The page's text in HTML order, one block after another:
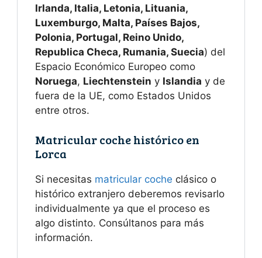
Irlanda, Italia, Letonia, Lituania,
Luxemburgo, Malta, Países Bajos,
Polonia, Portugal, Reino Unido,
Republica Checa, Rumania, Suecia) del
Espacio Económico Europeo como
Noruega, Liechtenstein y Islandia y de
fuera de la UE, como Estados Unidos
entre otros.
Matricular coche histórico en
Lorca
Si necesitas matricular coche clásico o
histórico extranjero deberemos revisarlo
individualmente ya que el proceso es
algo distinto. Consúltanos para más
información.